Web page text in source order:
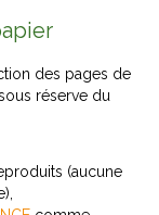
des pages de
réserve du
(aucune